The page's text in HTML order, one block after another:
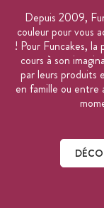
Depuis 2009,
couleur pour vous
! Pour Funcakes,
cours à son
par leurs produits
en famille ou entre